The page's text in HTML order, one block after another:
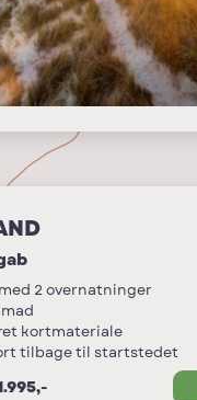
2 overnatninger
kortmateriale
tilbage til startstedet